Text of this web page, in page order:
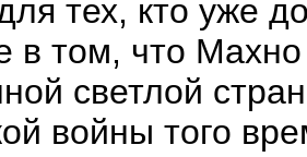
тех, кто уже
в том, что
светлой
войны того